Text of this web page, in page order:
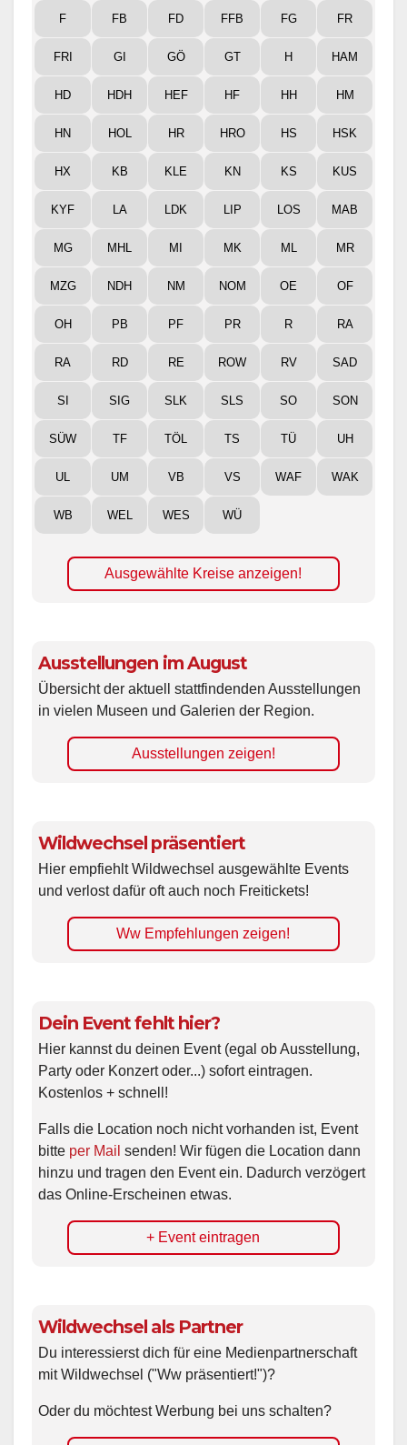
F FB FD FFB FG FR
FRI GI GÖ GT H HAM
HD HDH HEF HF HH HM
HN HOL HR HRO HS HSK
HX KB KLE KN KS KUS
KYF LA LDK LIP LOS MAB
MG MHL MI MK ML MR
MZG NDH NM NOM OE OF
OH PB PF PR R RA
RA RD RE ROW RV SAD
SI SIG SLK SLS SO SON
SÜW TF TÖL TS TÜ UH
UL UM VB VS WAF WAK
WB WEL WES WÜ
Ausgewählte Kreise anzeigen!
Ausstellungen im August
Übersicht der aktuell stattfindenden Ausstellungen
in vielen Museen und Galerien der Region.
Ausstellungen zeigen!
Wildwechsel präsentiert
Hier empfiehlt Wildwechsel ausgewählte Events
und verlost dafür oft auch noch Freitickets!
Ww Empfehlungen zeigen!
Dein Event fehlt hier?
Hier kannst du deinen Event (egal ob Ausstellung,
Party oder Konzert oder...) sofort eintragen.
Kostenlos + schnell!
Falls die Location noch nicht vorhanden ist, Event
bitte per Mail senden! Wir fügen die Location dann
hinzu und tragen den Event ein. Dadurch verzögert
das Online-Erscheinen etwas.
+ Event eintragen
Wildwechsel als Partner
Du interessierst dich für eine Medienpartnerschaft
mit Wildwechsel ("Ww präsentiert!")?
Oder du möchtest Werbung bei uns schalten?